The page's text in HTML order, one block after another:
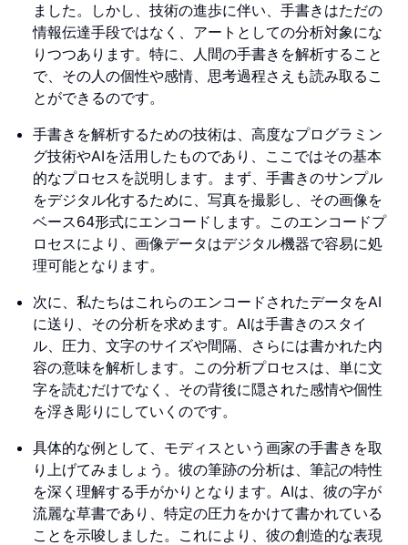
ました。しかし、技術の進歩に伴い、手書きはただの
情報伝達手段ではなく、アートとしての分析対象にな
りつつあります。特に、人間の手書きを解析すること
で、その人の個性や感情、思考過程さえも読み取るこ
とができるのです。
手書きを解析するための技術は、高度なプログラミン
グ技術やAIを活用したものであり、ここではその基本
的なプロセスを説明します。まず、手書きのサンプル
をデジタル化するために、写真を撮影し、その画像を
ベース64形式にエンコードします。このエンコードプ
ロセスにより、画像データはデジタル機器で容易に処
理可能となります。
次に、私たちはこれらのエンコードされたデータをAI
に送り、その分析を求めます。AIは手書きのスタイ
ル、圧力、文字のサイズや間隔、さらには書かれた内
容の意味を解析します。この分析プロセスは、単に文
字を読むだけでなく、その背後に隠された感情や個性
を浮き彫りにしていくのです。
具体的な例として、モディスという画家の手書きを取
り上げてみましょう。彼の筆跡の分析は、筆記の特性
を深く理解する手がかりとなります。AIは、彼の字が
流麗な草書であり、特定の圧力をかけて書かれている
ことを示唆しました。これにより、彼の創造的な表現